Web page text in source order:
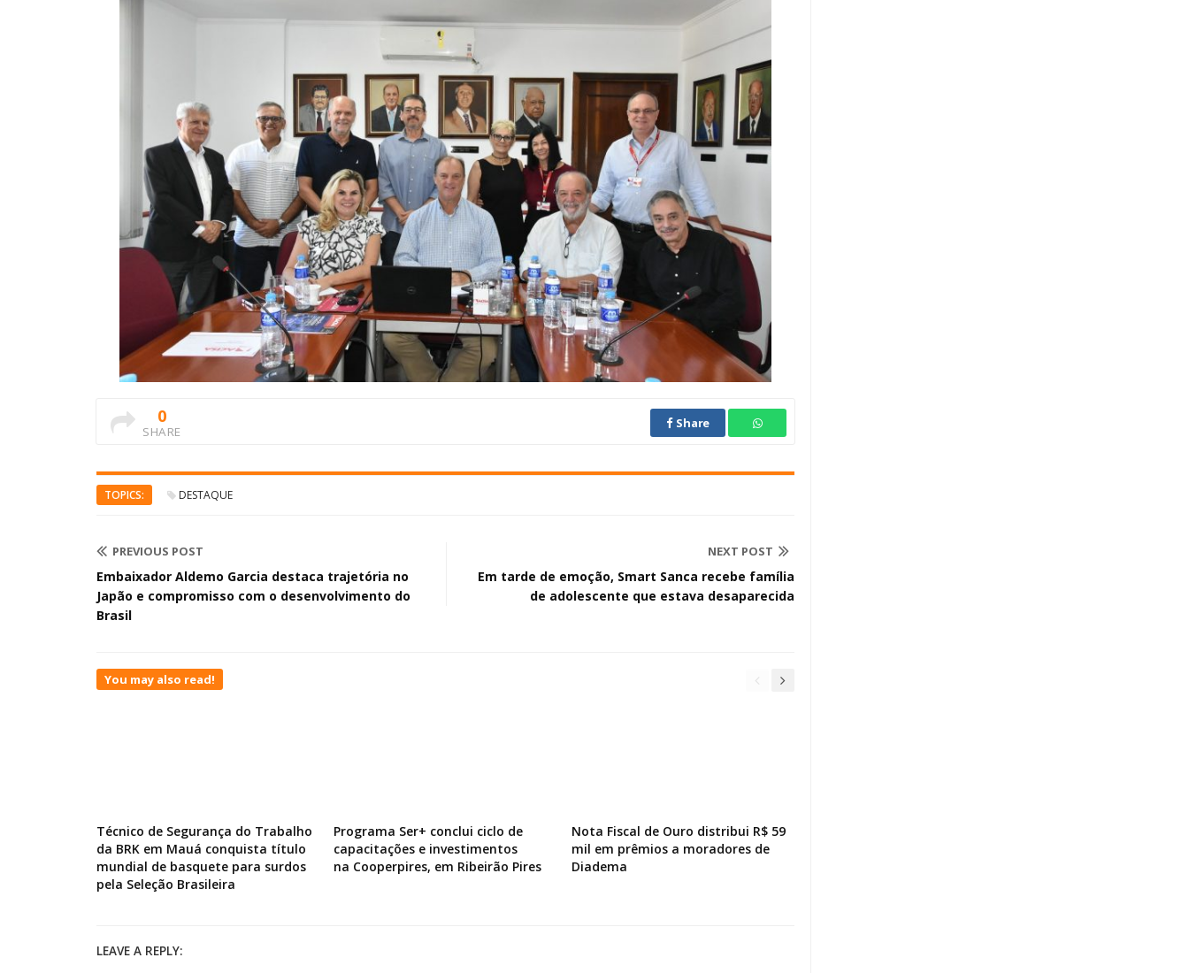
0
SHARE
Share
TOPICS: DESTAQUE
PREVIOUS POST
Embaixador Aldemo Garcia destaca trajetória no
Japão e compromisso com o desenvolvimento do
Brasil
NEXT POST
Em tarde de emoção, Smart Sanca recebe família
de adolescente que estava desaparecida
You may also read!
Técnico de Segurança do Trabalho
da BRK em Mauá conquista título
mundial de basquete para surdos
pela Seleção Brasileira
Programa Ser+ conclui ciclo de
capacitações e investimentos
na Cooperpires, em Ribeirão Pires
Nota Fiscal de Ouro distribui R$ 59
mil em prêmios a moradores de
Diadema
LEAVE A REPLY: